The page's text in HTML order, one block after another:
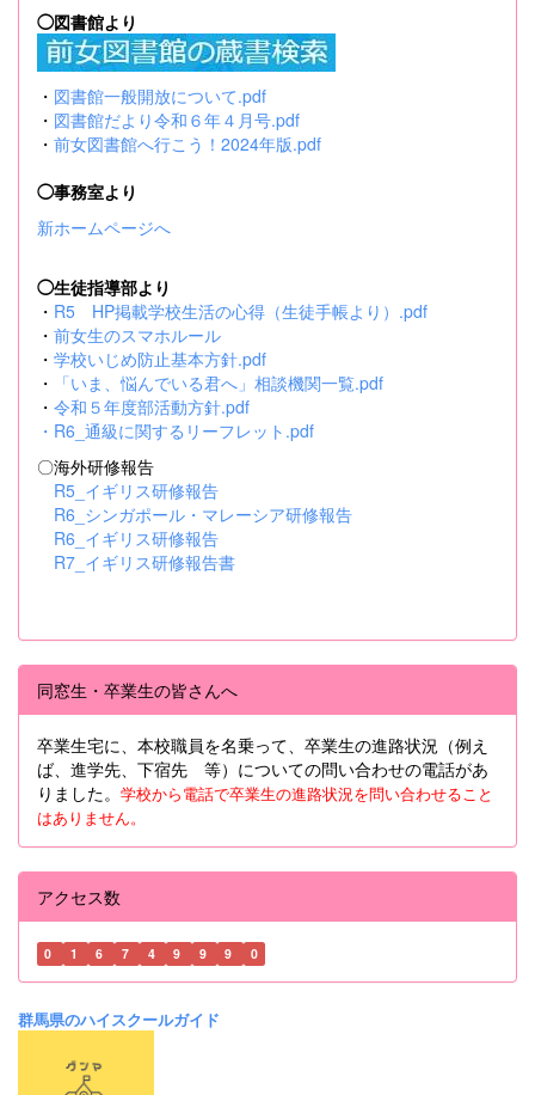
◯図書館より
・ 図書館一般開放について.pdf
・ 図書館だより令和６年４月号.pdf
・ 前女図書館へ行こう！2024年版.pdf
◯事務室より
新ホームページへ
◯生徒指導部より
・ R5 HP掲載学校生活の心得（生徒手帳より）.pdf
・ 前女生のスマホルール
・ 学校いじめ防止基本方針.pdf
・
「いま、悩んでいる君へ」相談機関一覧.pdf
・ 令和５年度部活動方針.pdf
・ R6_通級に関するリーフレット.pdf
〇海外研修報告
R5_イギリス研修報告
R6_シンガポール・マレーシア研修報告
R6_イギリス研修報告
R7_イギリス研修報告書
同窓生・卒業生の皆さんへ
卒業生宅に、本校職員を名乗って、卒業生の進路状況（例え
ば、進学先、下宿先 等）についての問い合わせの電話があ
りました。 学校から電話で卒業生の進路状況を問い合わせること
はありません。
アクセス数
0 1 6 7 4 9 9 9 0
群馬県のハイスクールガイド